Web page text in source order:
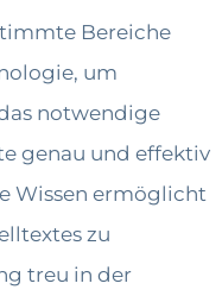
Bereiche
um
notwendige
genau und effektiv
Wissen ermöglicht
zu
treu in der